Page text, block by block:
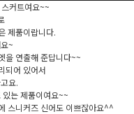
커트여요~~
제품이랍니다.
~
을 연출해 준답니다~~
되어 있어서
요.
는 제품이여요~~
스니커즈 신어도 이쁘잖아요^^